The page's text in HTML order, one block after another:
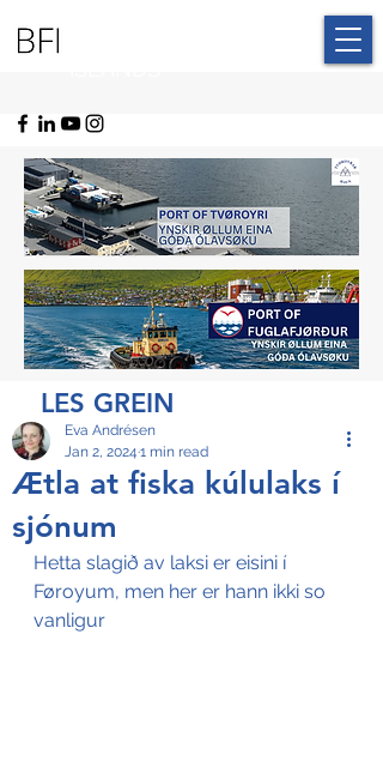
LES GREIN
Ætla at fiska kúlulaks í
sjónum
Eva Andrésen
Jan 2, 2024 1 min read
Hetta slagið av laksi er eisini í
Føroyum, men her er hann ikki so
vanligur